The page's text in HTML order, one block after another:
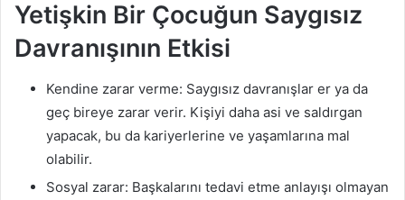
Yetişkin Bir Çocuğun Saygısız
Davranışının Etkisi
Kendine zarar verme: Saygısız davranışlar er ya da
geç bireye zarar verir. Kişiyi daha asi ve saldırgan
yapacak, bu da kariyerlerine ve yaşamlarına mal
olabilir.
Sosyal zarar: Başkalarını tedavi etme anlayışı olmayan